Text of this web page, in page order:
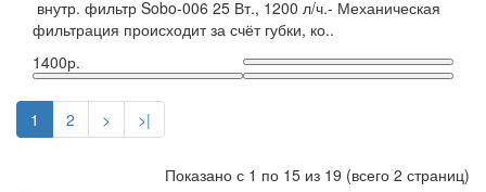
внутр. фильтр Sobo-006 25 Вт., 1200 л/ч.- Механическая
фильтрация происходит за счёт губки, ко..
1400р.
1 2 > >|
Показано с 1 по 15 из 19 (всего 2 страниц)